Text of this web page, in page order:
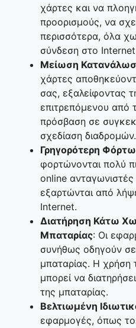
χάρτες και να
προορισμούς, να
περισσότερα, όλα
σύνδεση στο
Μείωση
χάρτες
σας, εξαλείφοντας
επιτρεπόμενου από
πρόσβαση σε
σχεδίαση διαδρομών.
Γρηγορότερη
φορτώνονται πολύ
online
εξαρτώνται από
Internet.
Διατήρηση Κάτω
Μπαταρίας: Οι
συνήθως οδηγούν
μπαταρίας. Η
μπορεί να
της μπαταρίας.
Βελτιωμένη
εφαρμογές, όπως